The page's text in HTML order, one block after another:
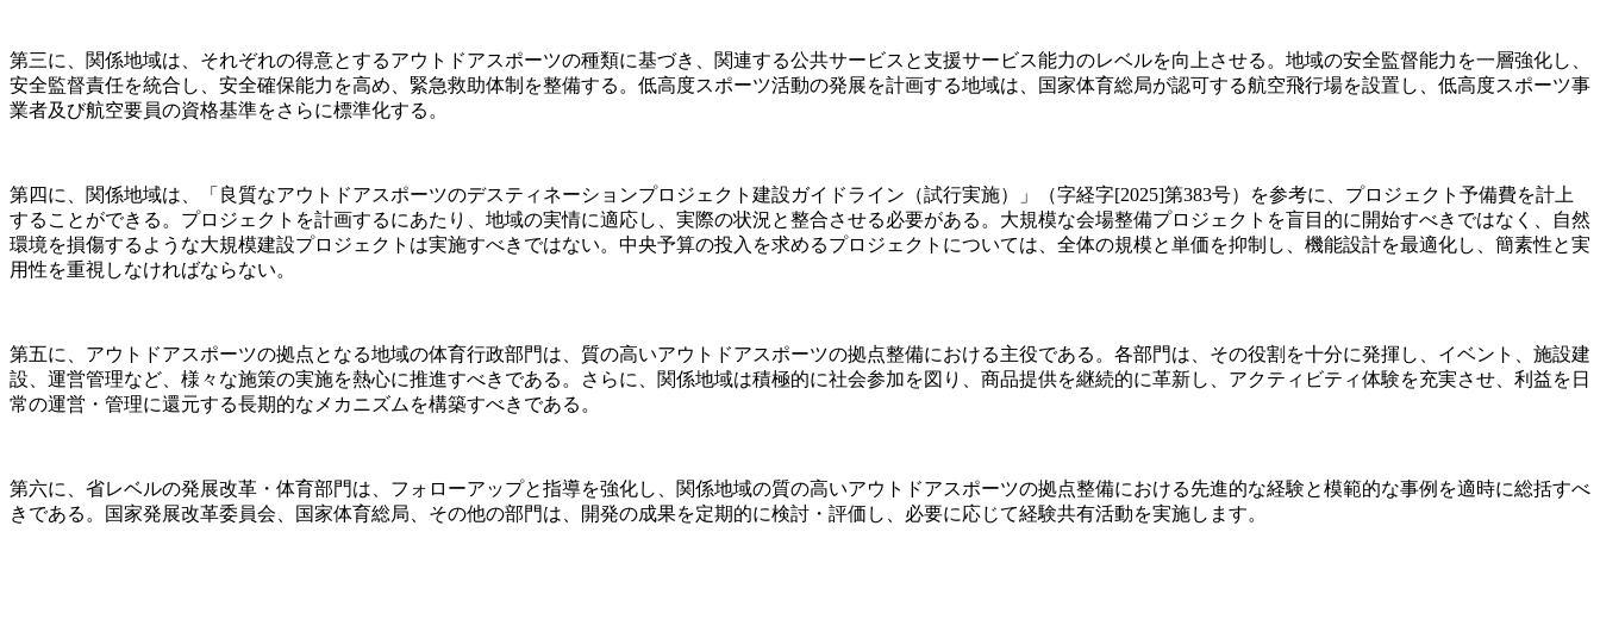
第三に、関係地域は、それぞれの得意とするアウトドアスポーツの種類に基づき、関連する公共サービスと支援サービス能力のレベルを向上させる。地域の安全監督能力を一層強化し、
安全監督責任を統合し、安全確保能力を高め、緊急救助体制を整備する。低高度スポーツ活動の発展を計画する地域は、国家体育総局が認可する航空飛行場を設置し、低高度スポーツ事
業者及び航空要員の資格基準をさらに標準化する。
第四に、関係地域は、「良質なアウトドアスポーツのデスティネーションプロジェクト建設ガイドライン（試行実施）」（字経字[2025]第383号）を参考に、プロジェクト予備費を計上
することができる。プロジェクトを計画するにあたり、地域の実情に適応し、実際の状況と整合させる必要がある。大規模な会場整備プロジェクトを盲目的に開始すべきではなく、自然
環境を損傷するような大規模建設プロジェクトは実施すべきではない。中央予算の投入を求めるプロジェクトについては、全体の規模と単価を抑制し、機能設計を最適化し、簡素性と実
用性を重視しなければならない。
第五に、アウトドアスポーツの拠点となる地域の体育行政部門は、質の高いアウトドアスポーツの拠点整備における主役である。各部門は、その役割を十分に発揮し、イベント、施設建
設、運営管理など、様々な施策の実施を熱心に推進すべきである。さらに、関係地域は積極的に社会参加を図り、商品提供を継続的に革新し、アクティビティ体験を充実させ、利益を日
常の運営・管理に還元する長期的なメカニズムを構築すべきである。
第六に、省レベルの発展改革・体育部門は、フォローアップと指導を強化し、関係地域の質の高いアウトドアスポーツの拠点整備における先進的な経験と模範的な事例を適時に総括すべ
きである。国家発展改革委員会、国家体育総局、その他の部門は、開発の成果を定期的に検討・評価し、必要に応じて経験共有活動を実施します。